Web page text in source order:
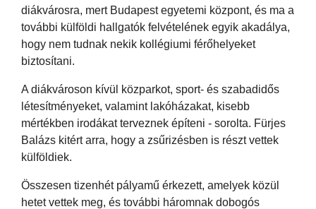
diákvárosra, mert Budapest egyetemi központ, és ma a
további külföldi hallgatók felvételének egyik akadálya,
hogy nem tudnak nekik kollégiumi férőhelyeket
biztosítani.
A diákvároson kívül közparkot, sport- és szabadidős
létesítményeket, valamint lakóházakat, kisebb
mértékben irodákat terveznek építeni - sorolta. Fürjes
Balázs kitért arra, hogy a zsűrizésben is részt vettek
külföldiek.
Összesen tizenhét pályamű érkezett, amelyek közül
hetet vettek meg, és további háromnak dobogós